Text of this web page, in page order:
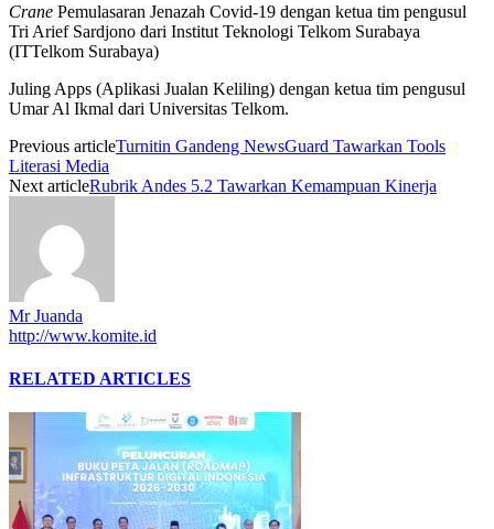
Crane Pemulasaran Jenazah Covid-19 dengan ketua tim pengusul
Tri Arief Sardjono dari Institut Teknologi Telkom Surabaya
(ITTelkom Surabaya)
Juling Apps (Aplikasi Jualan Keliling) dengan ketua tim pengusul
Umar Al Ikmal dari Universitas Telkom.
Previous articleTurnitin Gandeng NewsGuard Tawarkan Tools
Literasi Media
Next articleRubrik Andes 5.2 Tawarkan Kemampuan Kinerja
Mr Juanda
http://www.komite.id
RELATED ARTICLES